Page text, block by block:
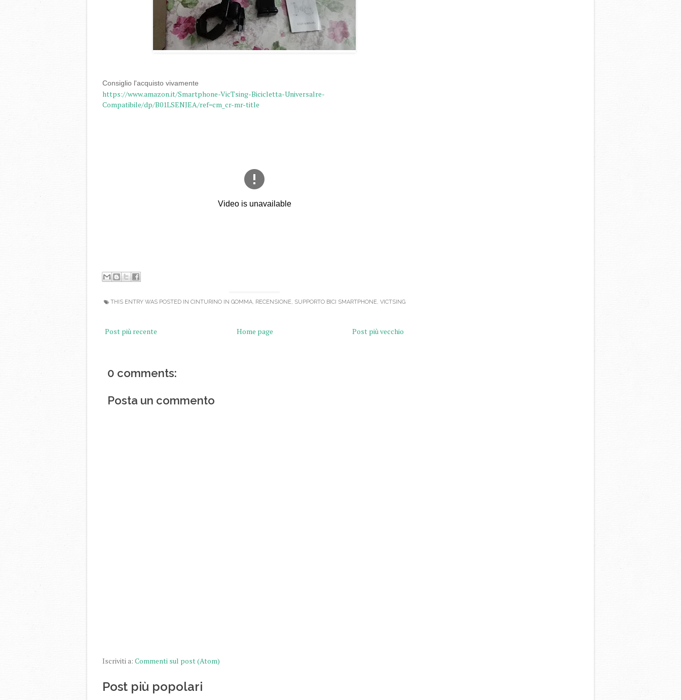
Consiglio l'acquisto vivamente
https://www.amazon.it/Smartphone-VicTsing-Bicicletta-Universalre-
Compatibile/dp/B01LSENJEA/ref=cm_cr-mr-title
THIS ENTRY WAS POSTED IN CINTURINO IN GOMMA, RECENSIONE, SUPPORTO BICI SMARTPHONE, VICTSING
Post più recente Post più vecchio
Home page
0 comments:
Posta un commento
Iscriviti a: Commenti sul post (Atom)
Post più popolari